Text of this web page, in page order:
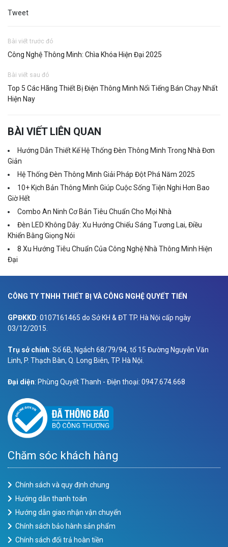
Tweet
Bài viết trước đó
Công Nghệ Thông Minh: Chìa Khóa Hiện Đại 2025
Bài viết sau đó
Top 5 Các Hãng Thiết Bị Điện Thông Minh Nổi Tiếng Bán Chạy Nhất
Hiện Nay
BÀI VIẾT LIÊN QUAN
Hướng Dẫn Thiết Kế Hệ Thống Đèn Thông Minh Trong Nhà Đơn
Giản
Hệ Thống Đèn Thông Minh Giải Pháp Đột Phá Năm 2025
10+ Kịch Bản Thông Minh Giúp Cuộc Sống Tiện Nghi Hơn Bao
Giờ Hết
Combo An Ninh Cơ Bản Tiêu Chuẩn Cho Mọi Nhà
Đèn LED Không Dây: Xu Hướng Chiếu Sáng Tương Lai, Điều
Khiển Bằng Giọng Nói
8 Xu Hướng Tiêu Chuẩn Của Công Nghệ Nhà Thông Minh Hiện
Đại
CÔNG TY TNHH THIẾT BỊ VÀ CÔNG NGHỆ QUYẾT TIẾN
GPĐKKD: 0107161465 do Sở KH & ĐT TP. Hà Nội cấp ngày
03/12/2015.
Trụ sở chính: Số 6B, Ngách 68/79/94, tổ 15 Đường Nguyễn Văn
Linh, P. Thạch Bàn, Q. Long Biên, TP. Hà Nội.
Đại diện: Phùng Quyết Thanh - Điện thoại: 0947.674.668
Chăm sóc khách hàng
Chính sách và quy định chung
Hướng dẫn thanh toán
Hướng dẫn giao nhận vận chuyển
Chính sách bảo hành sản phẩm
Chính sách đổi trả hoàn tiền